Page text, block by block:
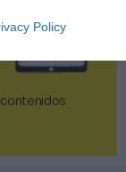
Policy